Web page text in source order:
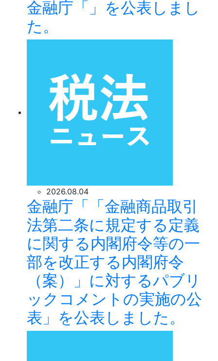
金融庁「」を公表しまし
た。
2026.08.04
金融庁「「金融商品取引
法第二条に規定する定義
に関する内閣府令等の一
部を改正する内閣府令
（案）」に対するパブリ
ックコメントの実施の公
表」を公表しました。